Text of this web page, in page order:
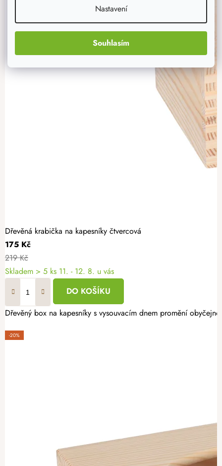
Nastavení
Souhlasím
Dřevěná krabička na kapesníky čtvercová
175 Kč
219 Kč
Skladem > 5 ks 11. - 12. 8. u vás
DO KOŠÍKU
Dřevěný box na kapesníky s vysouvacím dnem promění
-20%